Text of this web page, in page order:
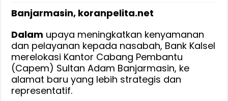
Layanan
Bank
Kalsel
Relokasi
Kantor
Banjarmasin, koranpelita.net
Dalam upaya meningkatkan kenyamanan
dan pelayanan kepada nasabah, Bank Kalsel
merelokasi Kantor Cabang Pembantu
(Capem) Sultan Adam Banjarmasin, ke
alamat baru yang lebih strategis dan
representatif.